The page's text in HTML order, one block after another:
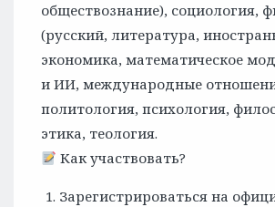
обществознание), социология,
(русский, литература,
экономика, математическое
и ИИ, международные
политология, психология,
этика, теология.
Как участвовать?
Зарегистрироваться на